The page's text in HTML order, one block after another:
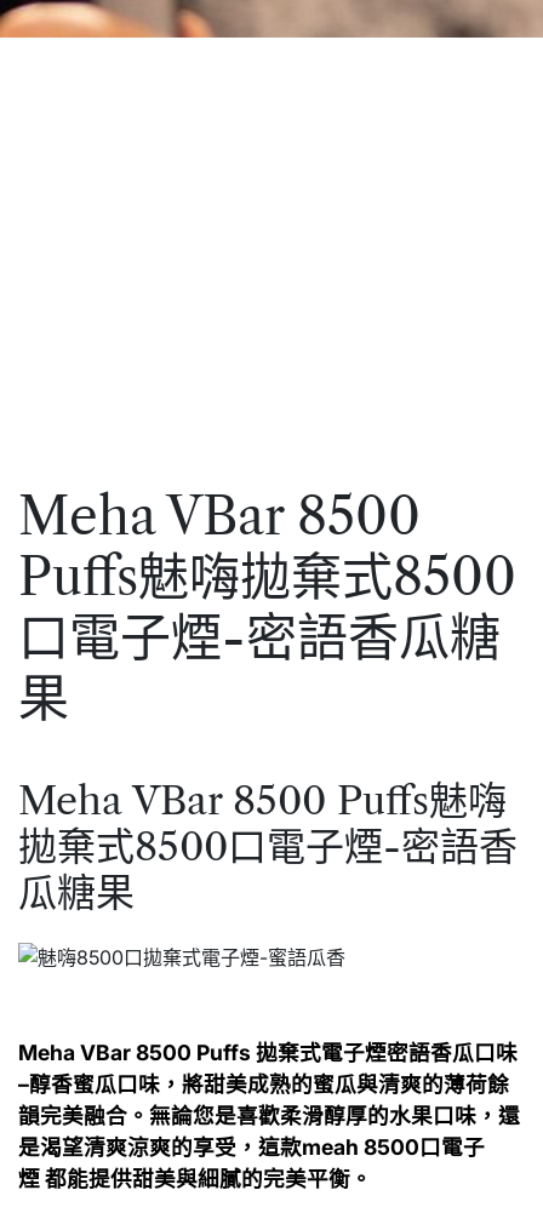
Meha VBar 8500
Puffs魅嗨拋棄式8500
口電子煙-密語香瓜糖
果
Meha VBar 8500 Puffs魅嗨
拋棄式8500口電子煙-密語香
瓜糖果
Meha VBar 8500 Puffs 拋棄式電子煙密語香瓜口味
–醇香蜜瓜口味，將甜美成熟的蜜瓜與清爽的薄荷餘
韻完美融合。無論您是喜歡柔滑醇厚的水果口味，還
是渴望清爽涼爽的享受，這款meah 8500口電子
煙都能提供甜美與細膩的完美平衡。